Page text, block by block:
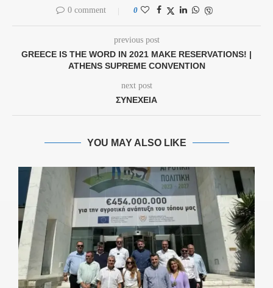
0 comment 0
previous post
GREECE IS THE WORD IN 2021 MAKE RESERVATIONS! |
ATHENS SUPREME CONVENTION
next post
ΣΥΝΕΧΕΙΑ
YOU MAY ALSO LIKE